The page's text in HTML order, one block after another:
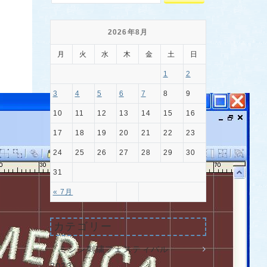
2026年8月
月 火 水 木 金 土 日
« 7月
1 2
3 4 5 6 7 8 9
10 11 12 13 14 15 16
17 18 19 20 21 22 23
24 25 26 27 28 29 30
31
カテゴリー
『ミシン刺繍フェスティバル